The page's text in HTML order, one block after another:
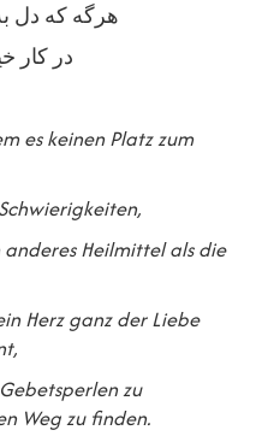
هرگه که دل
در کار
es keinen Platz zum
Heilmittel als die
Herz ganz der Liebe
zu
Weg zu finden.